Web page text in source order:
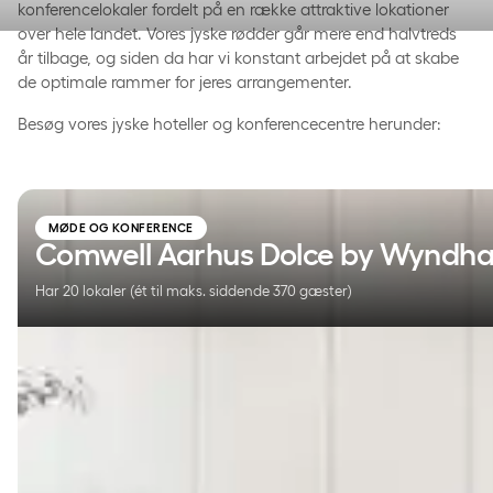
konferencelokaler fordelt på en række attraktive lokationer
over hele landet. Vores jyske rødder går mere end halvtreds
år tilbage, og siden da har vi konstant arbejdet på at skabe
de optimale rammer for jeres arrangementer.
Besøg vores jyske hoteller og konferencecentre herunder:
MØDE OG KONFERENCE
Comwell Aarhus Dolce by
Har 20 lokaler (ét til maks. siddende 370 gæster)
Comwell Aarhus Dolce by Wyndham